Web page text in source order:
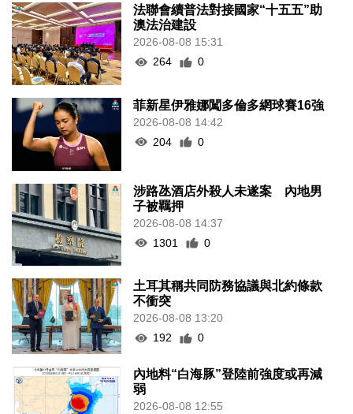
法聯會續普法對接國家“十五五”助
澳法治建設
2026-08-08 15:31
264
0
菲新星伊雅娜闖多倫多網球賽16強
2026-08-08 14:42
204
0
涉路氹酒店外殺人未遂案 內地男
子被羈押
2026-08-08 14:37
1301
0
土耳其稱共同防務協議與北約條款
不衝突
2026-08-08 13:20
192
0
內地料“白海豚”登陸前強度或再減
弱
2026-08-08 12:55